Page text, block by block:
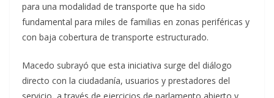
para una modalidad de transporte que ha sido
fundamental para miles de familias en zonas periféricas y
con baja cobertura de transporte estructurado.
Macedo subrayó que esta iniciativa surge del diálogo
directo con la ciudadanía, usuarios y prestadores del